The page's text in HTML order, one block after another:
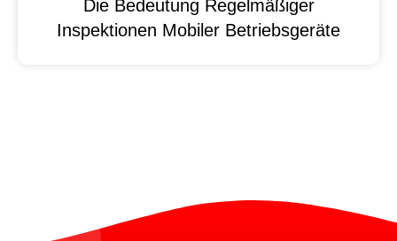
Die Bedeutung Regelmäßiger
Inspektionen Mobiler Betriebsgeräte